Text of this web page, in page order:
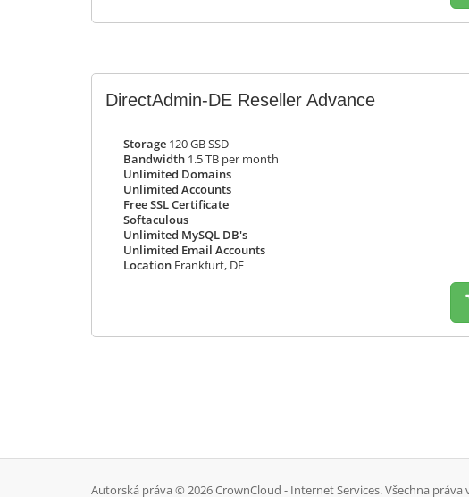
DirectAdmin-DE Reseller Advance
Storage 120 GB SSD
Bandwidth 1.5 TB per month
Unlimited Domains
Unlimited Accounts
Free SSL Certificate
Softaculous
Unlimited MySQL DB's
Unlimited Email Accounts
Location Frankfurt, DE
Autorská práva © 2026 CrownCloud - Internet Services. Všechna práva